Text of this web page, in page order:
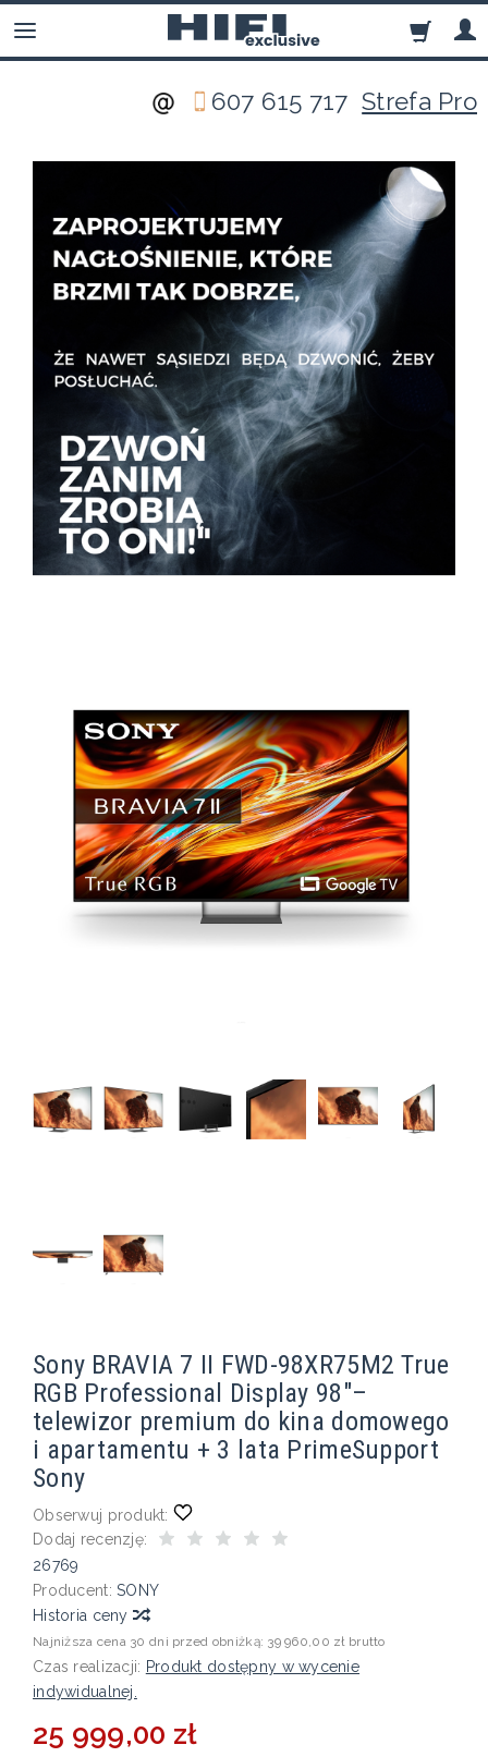
607 615 717Strefa Pro
Sony BRAVIA 7 II FWD-98XR75M2 True
RGB Professional Display 98"–
telewizor premium do kina domowego
i apartamentu + 3 lata PrimeSupport
Sony
Obserwuj produkt:
Dodaj recenzję:
26769
Producent: SONY
Historia ceny
Najniższa cena 30 dni przed obniżką: 39 960,00 zł brutto
Czas realizacji: Produkt dostępny w wycenie
indywidualnej.
25 999,00 zł